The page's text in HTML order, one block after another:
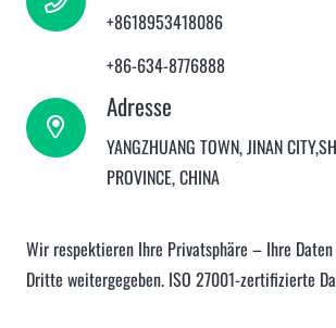
+8618953418086
+86-634-8776888
Adresse
YANGZHUANG TOWN, JINAN
PROVINCE, CHINA
Wir respektieren Ihre Privatsphäre – Ihre
Dritte weitergegeben. ISO 27001-zertifizierte